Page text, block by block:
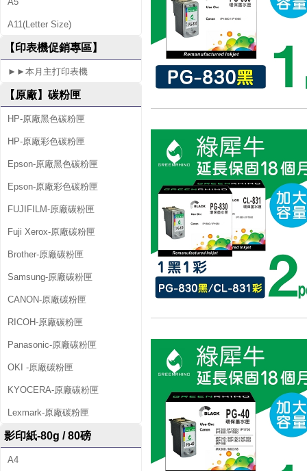
8
8
0
A11(Letter Size)
【印表機促銷專區】
►►本月主打印表機
【原廠】碳粉匣
HP-原廠黑色碳粉匣
HP-原廠彩色碳粉匣
Epson-原廠黑色碳粉匣
Epson-原廠彩色碳粉匣
FUJIFILM-原廠碳粉匣
Fuji Xerox-原廠碳粉匣
Brother-原廠碳粉匣
Samsung-原廠碳粉匣
CANON-原廠碳粉匣
RICOH-原廠碳粉匣
Panasonic-原廠碳粉匣
OKI -原廠碳粉匣
KYOCERA-原廠碳粉匣
Lexmark-原廠碳粉匣
影印紙-80g / 80磅
A4